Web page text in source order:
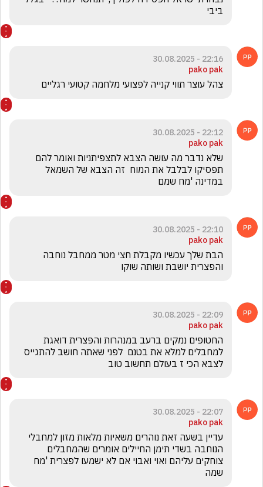
ביבי
22:16 - 30.08.2025
pako pak
צהל עוצר תווי קנייה לפצועי מלחמה קטועי רגליים
22:12 - 30.08.2025
pako pak
במדינה 'מח שמם
22:10 - 30.08.2025
pako pak
והפצרית יושבת ושותה שוקו
22:09 - 30.08.2025
pako pak
לצבא הכי ז בעולם תחשוב טוב
22:07 - 30.08.2025
pako pak
שמה